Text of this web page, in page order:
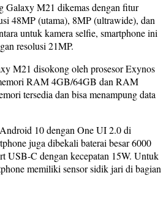
Galaxy M21 dikemas dengan fitur
48MP (utama), 8MP (ultrawide), dan
untuk kamera selfie, smartphone ini
resolusi 21MP.
M21 disokong oleh prosesor Exynos
RAM 4GB/64GB dan RAM
tersedia dan bisa menampung data
10 dengan One UI 2.0 di
juga dibekali baterai besar 6000
USB-C dengan kecepatan 15W. Untuk
memiliki sensor sidik jari di bagian